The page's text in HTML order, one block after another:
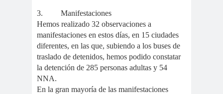
dia
#noticia
s
#Noticias #Asamblea
#Colegiodeperiodistas
#PrensaProte
1 de
3.
Manifestaciones
Hemos realizado 32 observaciones a
manifestaciones en estos días, en 15 ciudades
diferentes, en las que, subiendo a los buses de
traslado de detenidos, hemos podido constatar
la detención de 285 personas adultas y 54
NNA.
En la gran mayoría de las manifestaciones